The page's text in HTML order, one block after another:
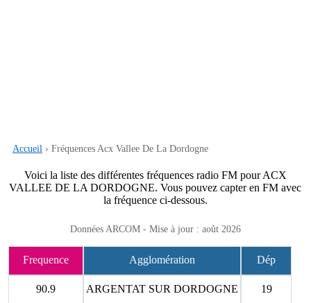
Accueil › Fréquences Acx Vallee De La Dordogne
Voici la liste des différentes fréquences radio FM pour ACX
VALLEE DE LA DORDOGNE. Vous pouvez capter en FM avec
la fréquence ci-dessous.
Données ARCOM - Mise à jour : août 2026
Frequence Agglomération Dép
90.9 ARGENTAT SUR DORDOGNE 19